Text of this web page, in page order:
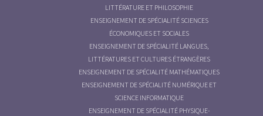
LITTÉRATURE ET PHILOSOPHIE
ENSEIGNEMENT DE SPÉCIALITÉ SCIENCES
ÉCONOMIQUES ET SOCIALES
ENSEIGNEMENT DE SPÉCIALITÉ LANGUES,
LITTÉRATURES ET CULTURES ÉTRANGÈRES
ENSEIGNEMENT DE SPÉCIALITÉ MATHÉMATIQUES
ENSEIGNEMENT DE SPÉCIALITÉ NUMÉRIQUE ET
SCIENCE INFORMATIQUE
ENSEIGNEMENT DE SPÉCIALITÉ PHYSIQUE-